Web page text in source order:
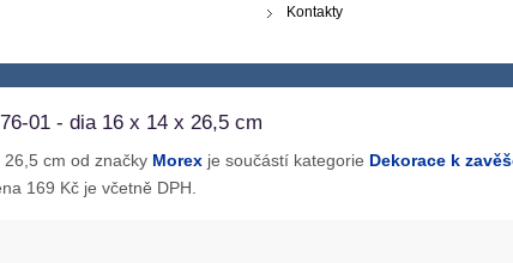
Kontakty
01 - dia 16 x 14 x 26,5 cm
cm od značky Morexje součástí kategorie Dekorace k
169 Kč je včetně DPH.